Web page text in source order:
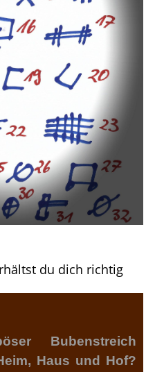
du dich richtig
Bubenstreich
Haus und Hof?